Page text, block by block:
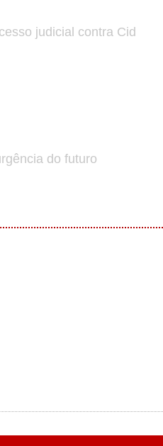
judicial contra Cid
do futuro